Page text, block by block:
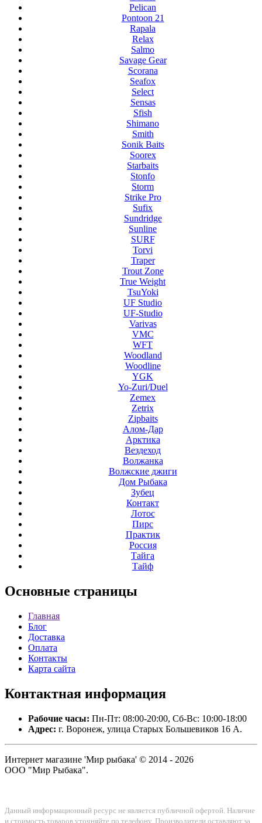
Pelican
Pontoon 21
Rapala
Relax
Salmo
Savage Gear
Scorana
Seafox
Select
Sensas
Sfish
Shimano
Smith
Sonik Baits
Soorex
Starbaits
Stonfo
Storm
Strike Pro
Sufix
Sundridge
Sunline
SURF
Torvi
Traper
Trout Zone
True Weight
TsuYoki
UF Studio
UF-Studio
Varivas
VMC
WFT
Woodland
Woodline
YGK
Yo-Zuri/Duel
Zemex
Zetrix
Zipbaits
Алом-Дар
Арктика
Вездеход
Волжанка
Волжские джиги
Дом Рыбака
Зубец
Контакт
Лотос
Пирс
Практик
Россия
Тайга
Тайф
Основные страницы
Главная
Блог
Доставка
Оплата
Контакты
Карта сайта
Контактная информация
Рабочие часы: Пн-Пт: 08:00-20:00, Сб-Вс: 10:00-18:00
Адрес: г. Воронеж, улица Старых Большевиков 16 А.
Интернет магазине 'Мир рыбака' © 2014 - 2026
ООО "Мир Рыбака".
Данный информационный ресурс не является публичной офертой. Наличие
и стоимость товаров уточняйте по телефону. Производители оставляют за